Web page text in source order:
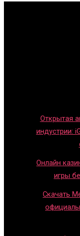
Открытая
индустрии:
Онлайн
игры
Скачать